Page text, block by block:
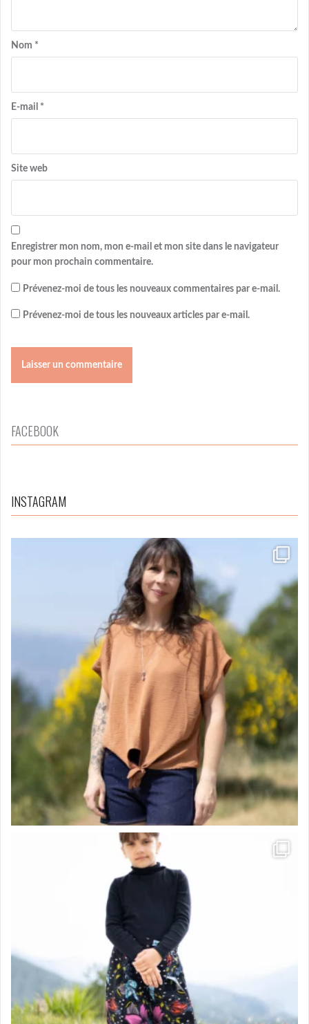
Nom *
E-mail *
Site web
Enregistrer mon nom, mon e-mail et mon site dans le navigateur
pour mon prochain commentaire.
Prévenez-moi de tous les nouveaux commentaires par e-mail.
Prévenez-moi de tous les nouveaux articles par e-mail.
FACEBOOK
INSTAGRAM